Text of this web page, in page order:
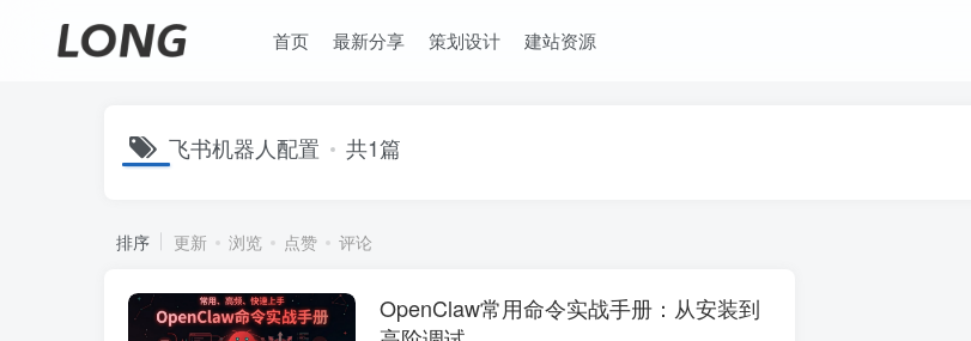
首页 最新分享 策划设计 建站资源
飞书机器人配置 共1篇
排序 更新 浏览 点赞 评论
OpenClaw常用命令实战手册：从安装到